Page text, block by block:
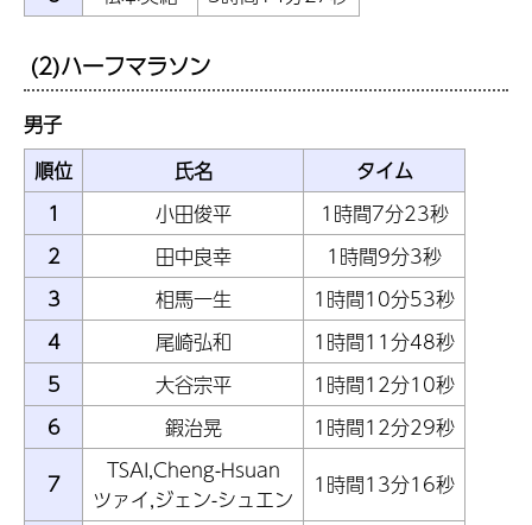
(2)ハーフマラソン
男子
順位
氏名
タイム
1
小田俊平
1時間7分23秒
2
田中良幸
1時間9分3秒
3
相馬一生
1時間10分53秒
4
尾崎弘和
1時間11分48秒
5
大谷宗平
1時間12分10秒
6
鍜治晃
1時間12分29秒
7
TSAI,Cheng-Hsuan
ツァイ,ジェン-シュエン
1時間13分16秒